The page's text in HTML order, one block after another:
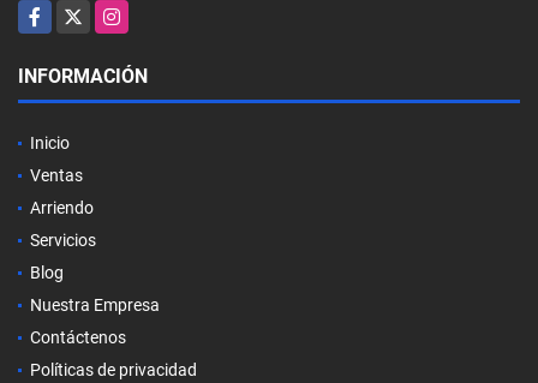
Facebook
X Instagram
INFORMACIÓN
Inicio
Ventas
Arriendo
Servicios
Blog
Nuestra Empresa
Contáctenos
Políticas de privacidad